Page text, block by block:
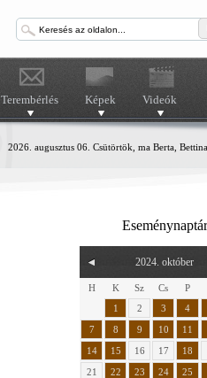
Terembérlés Képek Videók
2026. augusztus 06. Csütörtök, ma Berta,
Eseménynaptár
2024. október
H K Sz Cs P
1
2 3 4
7
8 9 10 11
14
15 16 17 18
21
22 23 24 25